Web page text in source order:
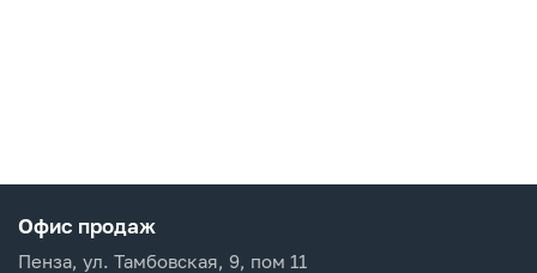
Офис продаж
Пенза, ул. Тамбовская, 9, пом 11